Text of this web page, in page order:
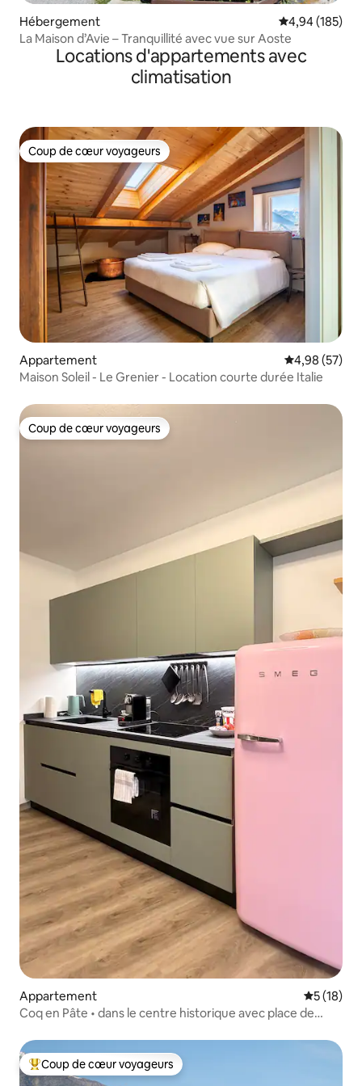
Hébergement Évaluation
4,94 (185)
La Maison d’Avie – Tranquillité avec vue sur Aoste
Locations d'appartements avec
climatisation
Coup de cœur voyageurs
Coup de cœur voyageurs
Appartement Évaluation
4,98 (57)
Maison Soleil - Le Grenier - Location courte durée Italie
Coup de cœur voyageurs
Coup de cœur voyageurs
Appartement
5 (18)
Coq en Pâte • dans le centre historique avec place de
Coups de cœur voyageurs les plus appréciés
Coup de cœur voyageurs